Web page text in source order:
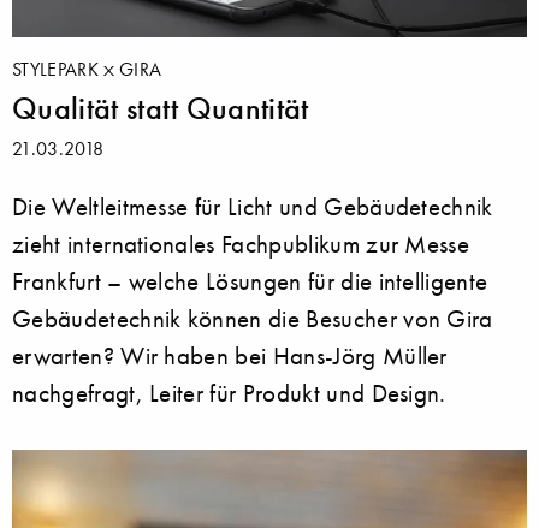
STYLEPARK GIRA
Qualität statt Quantität
21.03.2018
Die Weltleitmesse für Licht und Gebäudetechnik
zieht internationales Fachpublikum zur Messe
Frankfurt – welche Lösungen für die intelligente
Gebäudetechnik können die Besucher von Gira
erwarten? Wir haben bei Hans-Jörg Müller
nachgefragt, Leiter für Produkt und Design.